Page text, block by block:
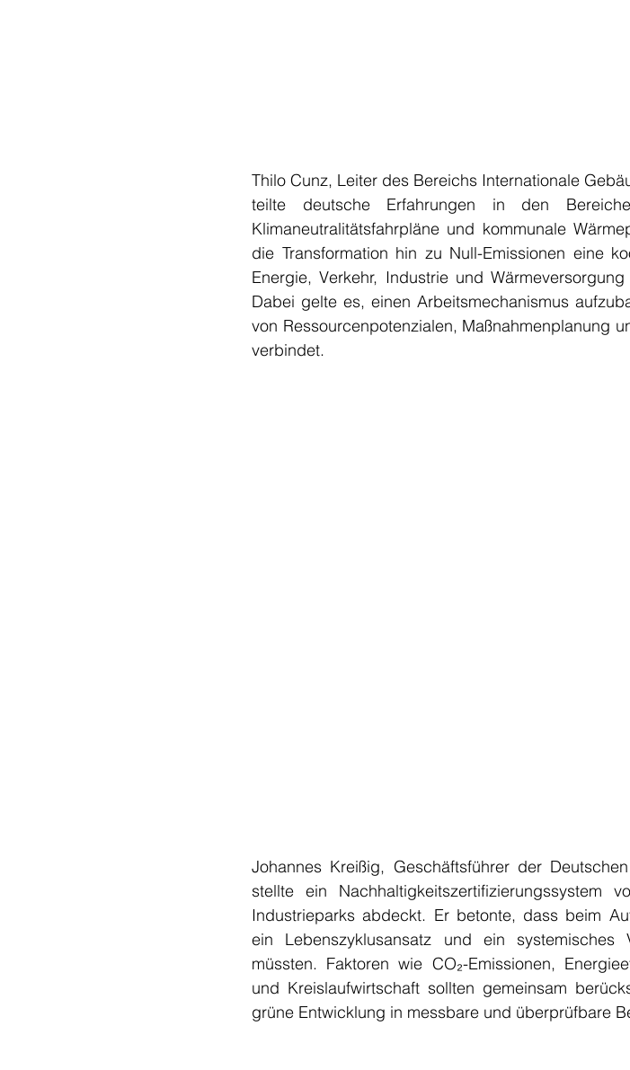
Thilo Cunz, Leiter des Bereichs Internationale
teilte deutsche Erfahrungen in den
Klimaneutralitätsfahrpläne und kommunale
die Transformation hin zu Null-Emissionen eine
Energie, Verkehr, Industrie und
Dabei gelte es, einen Arbeitsmechanismus
von Ressourcenpotenzialen, Maßnahmenplanung
verbindet.
Johannes Kreißig, Geschäftsführer der
stellte ein Nachhaltigkeitszertifizierungssystem
Industrieparks abdeckt. Er betonte, dass beim
ein Lebenszyklusansatz und ein systemisches
müssten. Faktoren wie CO₂-Emissionen,
und Kreislaufwirtschaft sollten gemeinsam
grüne Entwicklung in messbare und überprüfbare